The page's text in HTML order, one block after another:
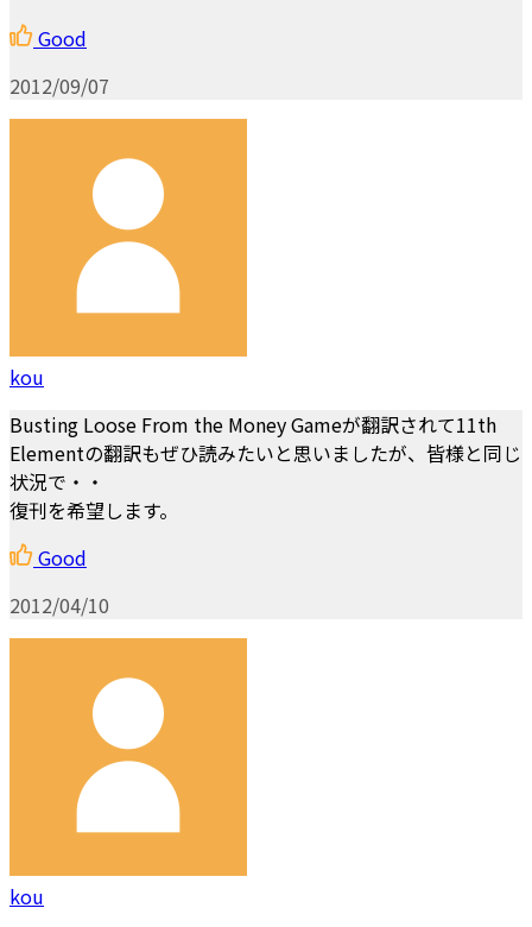
Good
2012/09/07
kou
Busting Loose From the Money Gameが翻訳されて11th
Elementの翻訳もぜひ読みたいと思いましたが、皆様と同じ
状況で・・
復刊を希望します。
Good
2012/04/10
kou